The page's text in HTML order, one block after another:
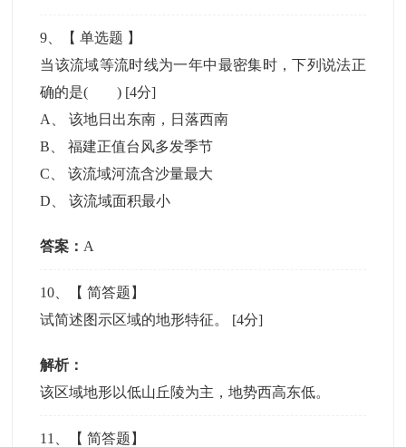
9 、【单选题 】
当该流域等流时线为一年中最密集时，下列说法正
确的是( ) [4分]
A
、该地日出东南，日落西南
B 、福建正值台风多发季节
C 、该流域河流含沙量最大
D 、该流域面积最小
答案： A
10 、【简答题 】
试简述图示区域的地形特征。 [4分]
解析：
该区域地形以低山丘陵为主，地势西高东低。
11 、【简答题 】